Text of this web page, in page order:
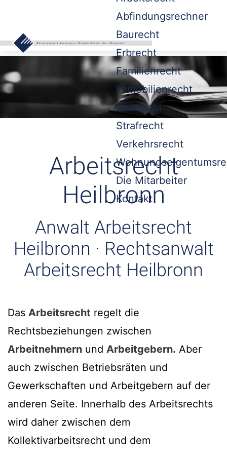
Abfindungsrechner
Baurecht
Erbrecht
Familienrecht
Immobilienrecht
Mietrecht
Strafrecht
Verkehrsrecht
Die Mitarbeiter
Kontakt
Arbeitsrecht
Heilbronn
Anwalt Arbeitsrecht
Heilbronn · Rechtsanwalt
Arbeitsrecht Heilbronn
Das Arbeitsrecht regelt die
Rechtsbeziehungen zwischen
Arbeitnehmern und Arbeitgebern. Aber
auch zwischen Betriebsräten und
Gewerkschaften und Arbeitgebern auf der
anderen Seite. Innerhalb des Arbeitsrechts
wird daher zwischen dem
Kollektivarbeitsrecht und dem